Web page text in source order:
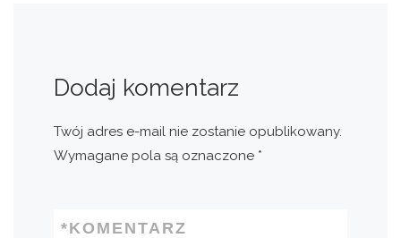
Dodaj komentarz
Twój adres e-mail nie zostanie opublikowany.
Wymagane pola są oznaczone *
KOMENTARZ
*